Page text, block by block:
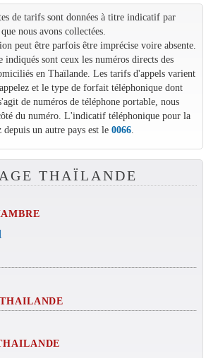
de tarifs sont données à titre indicatif par
nous avons collectées.
peut être parfois être imprécise voire absente.
indiqués sont ceux les numéros directs des
en Thaïlande. Les tarifs d'appels varient
et le type de forfait téléphonique dont
de numéros de téléphone portable, nous
du numéro. L'indicatif téléphonique pour la
un autre pays est le 0066.
THAÏLANDE